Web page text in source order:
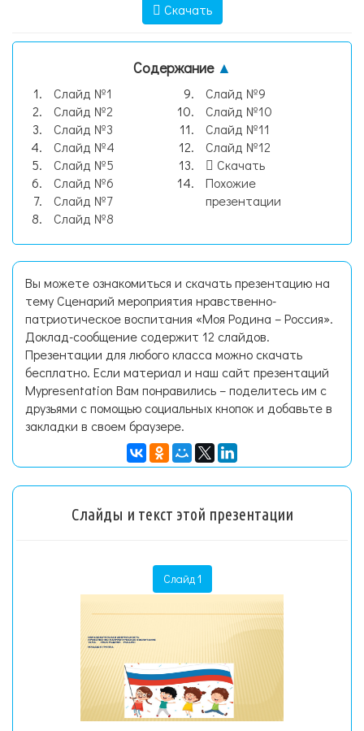
«Моя Родина – Россия», слайд №1
Скачать
Содержание ▲
Слайд №1
Слайд №2
Слайд №3
Слайд №4
Слайд №5
Слайд №6
Слайд №7
Слайд №8
Слайд №9
Слайд №10
Слайд №11
Слайд №12
Скачать
Похожие
презентации
Вы можете ознакомиться и скачать презентацию на
тему Сценарий мероприятия нравственно-
патриотическое воспитания «Моя Родина – Россия».
Доклад-сообщение содержит 12 слайдов.
Презентации для любого класса можно скачать
бесплатно. Если материал и наш сайт презентаций
Mypresentation Вам понравились – поделитесь им с
друзьями с помощью социальных кнопок и добавьте в
закладки в своем браузере.
Слайды и текст этой презентации
Слайд 1